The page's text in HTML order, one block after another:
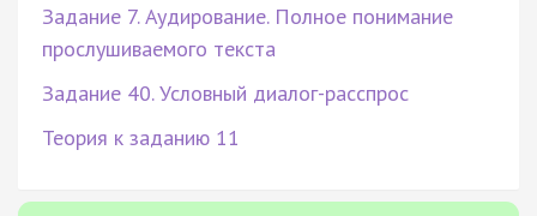
Задание 7. Аудирование. Полное понимание
прослушиваемого текста
Задание 40. Условный диалог-расспрос
Теория к заданию 11